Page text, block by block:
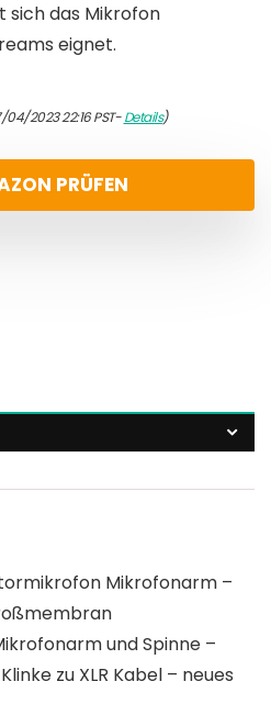
sich das Mikrofon
eignet.
2023 22:16 PST-Details)
PRÜFEN
Mikrofonarm –
und Spinne –
zu XLR Kabel – neues